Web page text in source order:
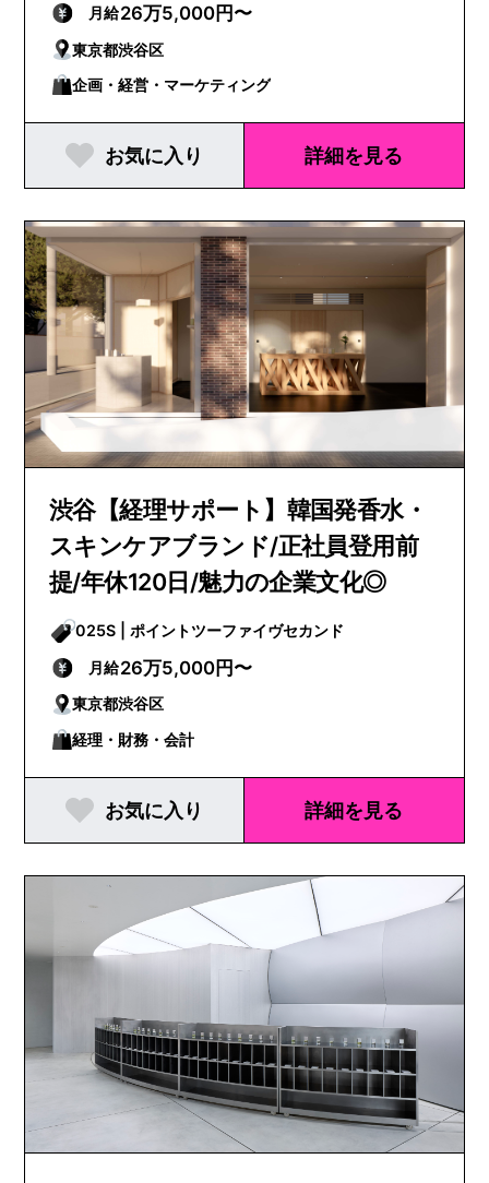
月給26万5,000円〜
東京都渋谷区
企画・経営・マーケティング
お気に入り 詳細を見る
渋谷【経理サポート】韓国発香水・
スキンケアブランド/正社員登用前
提/年休120日/魅力の企業文化◎
025S | ポイントツーファイヴセカンド
月給26万5,000円〜
東京都渋谷区
経理・財務・会計
お気に入り 詳細を見る